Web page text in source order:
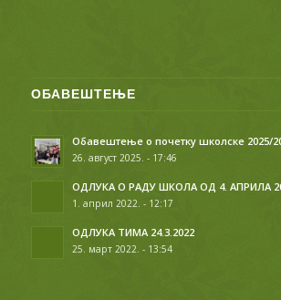
ОБАВЕШТЕЊЕ
Обавештење о почетку школске 2025/
26. август 2025. - 17:46
ОДЛУКА О РАДУ ШКОЛА ОД 4. АПРИЛА
1. април 2022. - 12:17
ОДЛУКА ТИМА 24.3.2022
25. март 2022. - 13:54